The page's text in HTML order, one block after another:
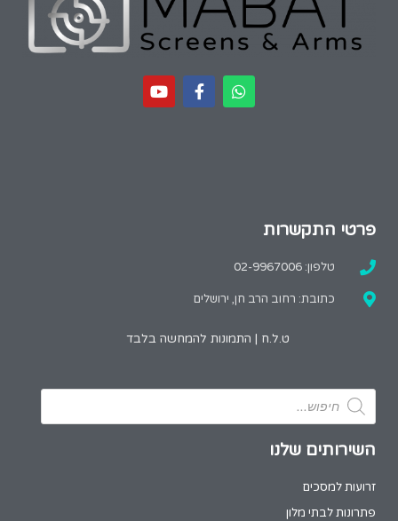
פרטי התקשרות
טלפון: 02-9967006
כתובת: רחוב הרב חן, ירושלים
ט.ל.ח | התמונות להמחשה בלבד
השירותים שלנו
זרועות למסכים
פתרונות לבתי מלון